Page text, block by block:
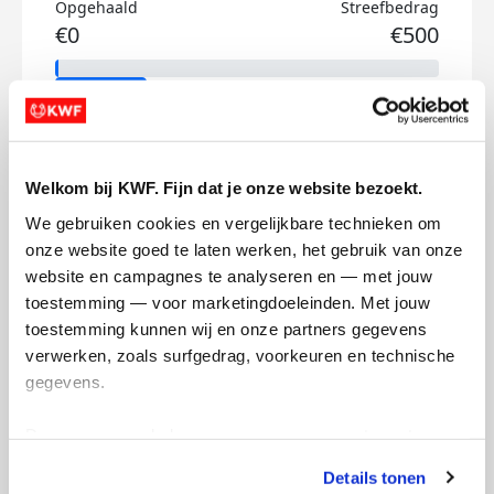
Welkom bij KWF. Fijn dat je onze website bezoekt.
We gebruiken cookies en vergelijkbare technieken om
onze website goed te laten werken, het gebruik van onze
website en campagnes te analyseren en — met jouw
toestemming — voor marketingdoeleinden. Met jouw
toestemming kunnen wij en onze partners gegevens
verwerken, zoals surfgedrag, voorkeuren en technische
gegevens.
tonen. Je kunt je toestemming op elk moment wijzigen of
Details tonen
Opgehaald
€0
Streefbedrag
€500
Doneer